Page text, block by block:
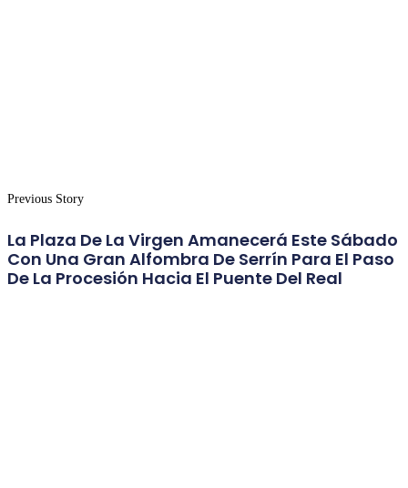
Previous Story
La Plaza De La Virgen Amanecerá Este Sábado
Con Una Gran Alfombra De Serrín Para El Paso
De La Procesión Hacia El Puente Del Real